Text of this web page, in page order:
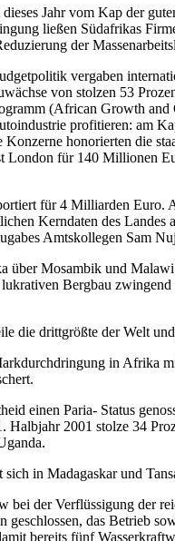
Jahr vom Kap der
ließen Südafrikas
der
vergaben
von stolzen 53
(African Growth
profitieren: am
honorierten die
für 140 Millionen
für 4 Milliarden
Kerndaten des
Amtskollegen Sam
über Mosambik und
Bergbau
die drittgrößte der Welt
in Afrika
einen Paria- Status
2001 stolze 34
in Madagaskar und
der Verflüssigung der
das Betrieb
bereits fünf